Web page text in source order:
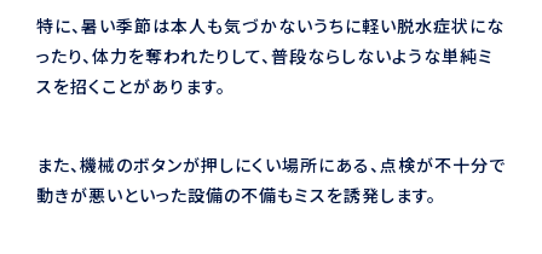
特に、暑い季節は本人も気づかないうちに軽い脱水症状にな
ったり、体力を奪われたりして、普段ならしないような単純ミ
スを招くことがあります。
また、機械のボタンが押しにくい場所にある、点検が不十分で
動きが悪いといった設備の不備もミスを誘発します。